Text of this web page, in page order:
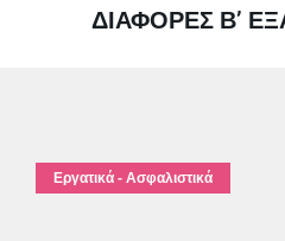
ΔΙΑΦΟΡΈΣ Β’
Εργατικά - Ασφαλιστικά